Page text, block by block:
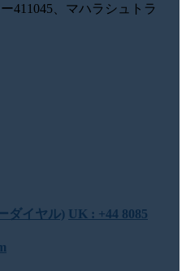
411045、マハラシュトラ
ダイヤル) UK : +44 8085